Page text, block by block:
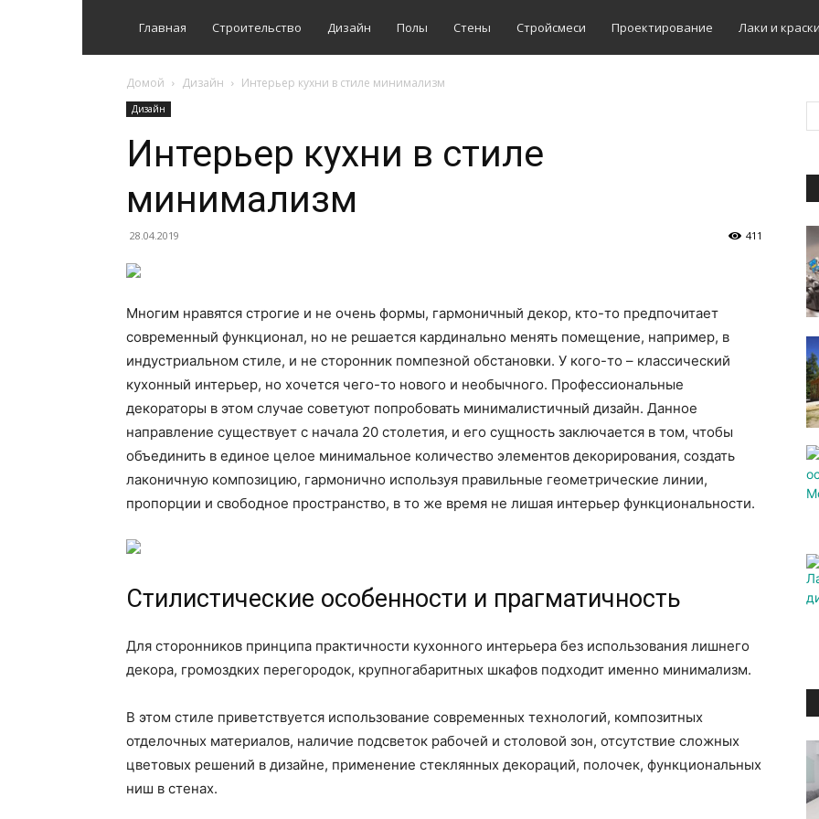
Главная Строительство Дизайн Полы Стены Стройсмеси Проектирование Лаки и
Домой Дизайн Интерьер кухни в стиле минимализм
Дизайн
Интерьер кухни в стиле
минимализм
28.04.2019 411
Многим нравятся строгие и не очень формы, гармоничный декор, кто-то предпочитает
современный функционал, но не решается кардинально менять помещение, например, в
индустриальном стиле, и не сторонник помпезной обстановки. У кого-то – классический
кухонный интерьер, но хочется чего-то нового и необычного. Профессиональные
декораторы в этом случае советуют попробовать минималистичный дизайн. Данное
направление существует с начала 20 столетия, и его сущность заключается в том, чтобы
объединить в единое целое минимальное количество элементов декорирования, создать
лаконичную композицию, гармонично используя правильные геометрические линии,
пропорции и свободное пространство, в то же время не лишая интерьер функциональности.
Стилистические особенности и прагматичность
Для сторонников принципа практичности кухонного интерьера без использования лишнего
декора, громоздких перегородок, крупногабаритных шкафов подходит именно минимализм.
В этом стиле приветствуется использование современных технологий, композитных
отделочных материалов, наличие подсветок рабочей и столовой зон, отсутствие сложных
цветовых решений в дизайне, применение стеклянных декораций, полочек, функциональных
ниш в стенах.